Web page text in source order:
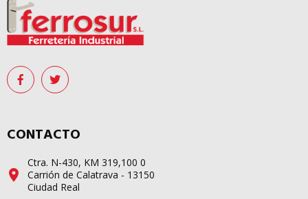
CONTACTO
Ctra. N-430, KM 319,100 0
Carrión de Calatrava - 13150
Ciudad Real